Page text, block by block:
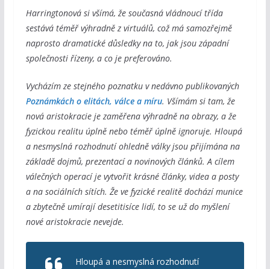
Harringtonová si všímá, že současná vládnoucí třída
sestává téměř výhradně z virtuálů, což má samozřejmě
naprosto dramatické důsledky na to, jak jsou západní
společnosti řízeny, a co je preferováno.
Vycházím ze stejného poznatku v nedávno publikovaných
Poznámkách o elitách, válce a míru. Všímám si tam, že
nová aristokracie je zaměřena výhradně na obrazy, a že
fyzickou realitu úplně nebo téměř úplně ignoruje. Hloupá
a nesmyslná rozhodnutí ohledně války jsou přijímána na
základě dojmů, prezentací a novinových článků. A cílem
válečných operací je vytvořit krásné články, videa a posty
a na sociálních sítích. Že ve fyzické realitě dochází munice
a zbytečně umírají desetitisíce lidí, to se už do myšlení
nové aristokracie nevejde.
Hloupá a nesmyslná rozhodnutí